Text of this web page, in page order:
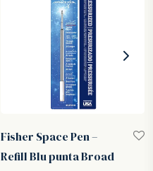
Fisher Space Pen –
Refill Blu punta Broad